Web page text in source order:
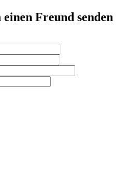
Freund senden